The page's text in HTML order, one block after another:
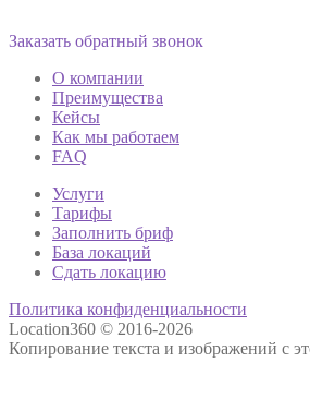
Заказать обратный звонок
О компании
Преимущества
Кейсы
Как мы работаем
FAQ
Услуги
Тарифы
Заполнить бриф
База локаций
Сдать локацию
Политика конфиденциальности
Location360 © 2016-2026
Копирование текста и изображений с